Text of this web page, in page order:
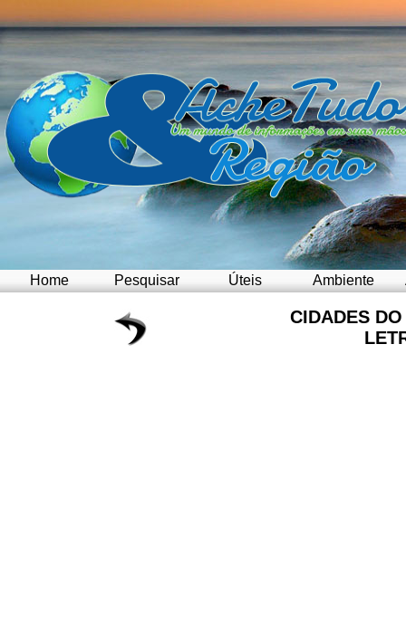
Home Pesquisar Úteis Ambiente
CIDADES